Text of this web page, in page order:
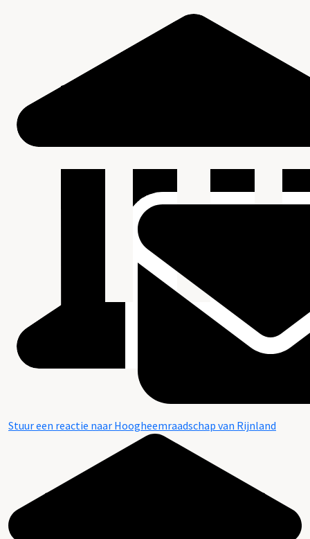
Stuur een reactie naar Hoogheemraadschap van Rijnland